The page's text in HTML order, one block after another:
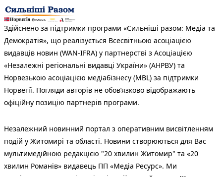
Здійснено за підтримки програми «Сильніші разом: Медіа та
Демократія», що реалізується Всесвітньою асоціацією
видавців новин (WAN-IFRA) у партнерстві з Асоціацією
«Незалежні регіональні видавці України» (АНРВУ) та
Норвезькою асоціацією медіабізнесу (MBL) за підтримки
Норвегії. Погляди авторів не обов’язково відображають
офіційну позицію партнерів програми.
Незалежний новинний портал з оперативним висвітленням
подій у Житомирі та області. Новини створюються для Вас
мультимедійною редакцією "20 хвилин Житомир" та «20
хвилин Романів» видавець ПП «Медіа Ресурс». Ми